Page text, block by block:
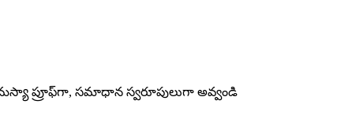
సమస్యా ప్రూఫ్‌గా, సమాధాన స్వరూపులుగా అవ్వండి